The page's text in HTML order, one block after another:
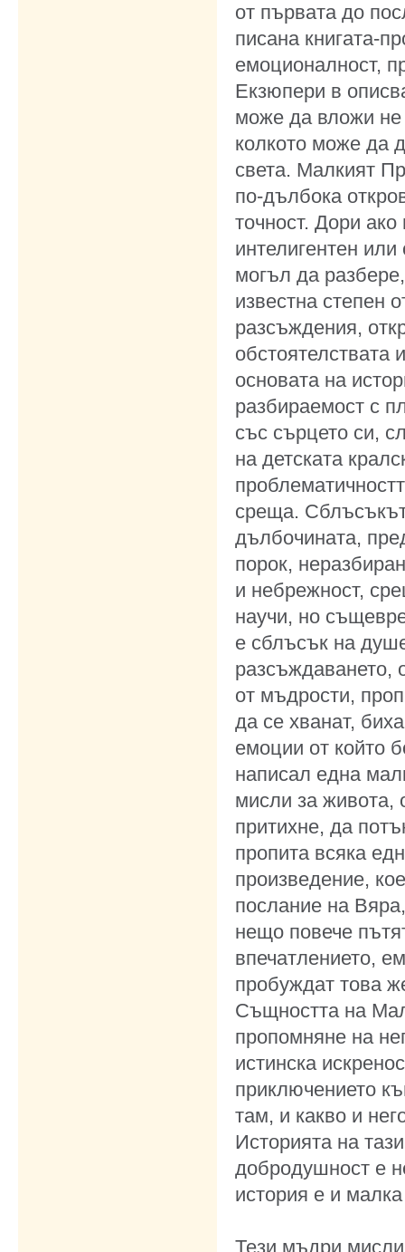
от първата до
писана книгата-
емоционалност,
Екзюпери в
може да вложи не
колкото може да
света. Малкият
по-дълбока
точност. Дори
интелигентен
могъл да
известна степен
разсъждения,
обстоятелствата
основата на
разбираемост с
със сърцето си,
на детската
среща.
дълбочината,
порок,
и небрежност,
научи, но
е сблъсък на
разсъждаването,
от мъдрости,
да се хванат,
емоции от който
написал една
мисли за живота,
притихне, да
пропита всяка
произведение,
послание на
нещо повече
впечатлението,
пробуждат това
Същността на
пропомняне на
истинска
приключението
там, и какво и
Историята на
добродушност е
история е и
Тези мъдри